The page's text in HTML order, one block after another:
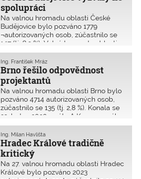
vývoj nového stavebního zákona a
chystané změny.
spolupráci
Na valnou hromadu oblasti České
Budějovice bylo pozváno 1779
¬autorizovaných osob, zúčastnilo se
147 (tj. 8,2 %). Valná hromada oblasti
se konala 15. ledna 2020 opět v
Clarion Congress Hotelu České
Budějovice.
Brno řešilo odpovědnost
projektantů
Ing. František Mráz
Na valnou hromadu oblasti Brno bylo
pozváno 4714 autorizovaných osob,
zúčastnilo se 135 (tj. 2,8 %). Konala se
23. ledna 2020 v sále A Kongresového
centra v areálu brněnského výstaviště.
Hradec Králové tradičně
kritický
Ing. Milan Havlišta
Na 27. valnou hromadu oblasti Hradec
Králové bylo pozváno 2023